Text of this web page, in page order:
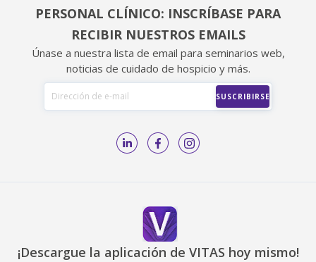
PERSONAL CLÍNICO: INSCRÍBASE PARA
RECIBIR NUESTROS EMAILS
Únase a nuestra lista de email para seminarios web,
noticias de cuidado de hospicio y más.
¡Descargue la aplicación de VITAS hoy mismo!